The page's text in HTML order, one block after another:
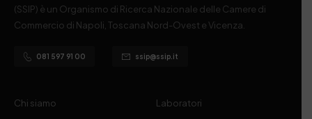
(SSIP) è un Organismo di Ricerca Nazionale delle Camere di
Commercio di Napoli, Toscana Nord-Ovest e Vicenza.
081 597 91 00 ssip@ssip.it
Chi siamo
Laboratori